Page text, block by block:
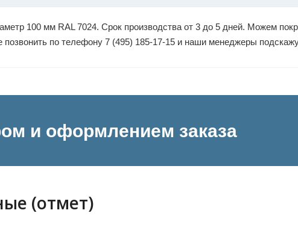
100 мм RAL 7024. Срок производства от 3 до 5 дней. Можем
позвонить по телефону 7 (495) 185-17-15 и наши менеджеры
и оформлением заказа
(отмет)